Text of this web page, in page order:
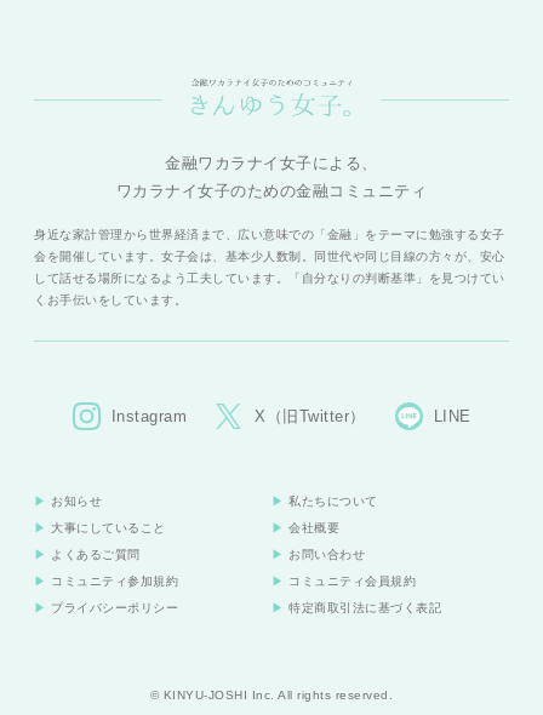
金融ワカラナイ女子による、
ワカラナイ女子のための金融コミュニティ
身近な家計管理から世界経済まで、広い意味での「金融」をテーマに勉強する女子
会を開催しています。女子会は、基本少人数制。同世代や同じ目線の方々が、安心
して話せる場所になるよう工夫しています。「自分なりの判断基準」を見つけてい
くお手伝いをしています。
Instagram X（旧Twitter） LINE
お知らせ
私たちについて
大事にしていること
会社概要
よくあるご質問
お問い合わせ
コミュニティ参加規約
コミュニティ会員規約
プライバシーポリシー
特定商取引法に基づく表記
© KINYU-JOSHI Inc. All rights reserved.